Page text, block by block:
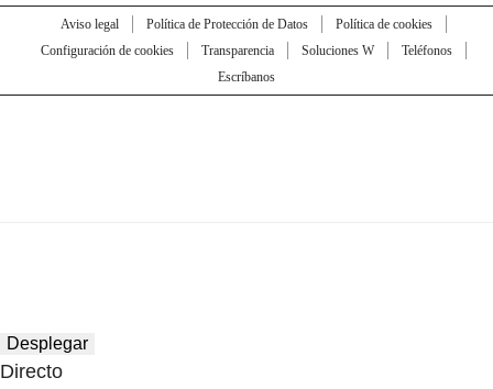
Aviso legal Política de Protección de Datos
Política de cookies
Configuración de cookies
Transparencia Soluciones W
Teléfonos
Escríbanos
Desplegar
Directo